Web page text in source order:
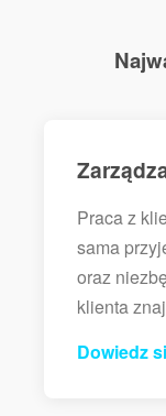
Praca z
sama
oraz
klienta
Dowiedz